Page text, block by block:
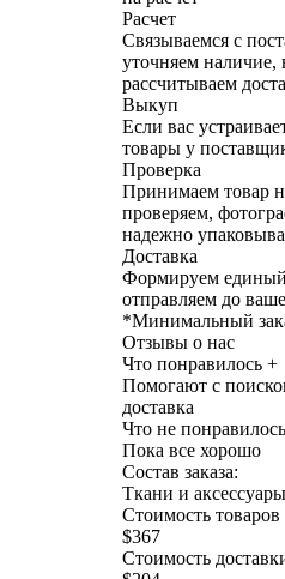
Расчет
Связываемся с
уточняем наличие,
рассчитываем
Выкуп
Если вас
товары у
Проверка
Принимаем товар
проверяем,
надежно
Доставка
Формируем единый
отправляем до
*Минимальный
Отзывы о нас
Что понравилось +
Помогают с
доставка
Что не
Пока все хорошо
Состав заказа:
Ткани и аксессуары
Стоимость товаров
$367
Стоимость